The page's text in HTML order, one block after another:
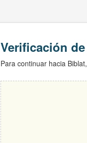
Verificación
Para continuar hacia